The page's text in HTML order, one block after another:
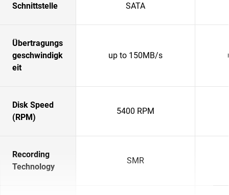
Schnittstelle SATA
Übertragungs
geschwindigk
eit
up to 150MB/s
Disk Speed
(RPM)
5400 RPM
Recording
Technology
SMR